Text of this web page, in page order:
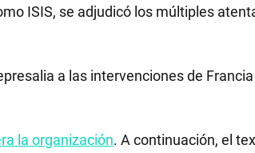
ISIS, se adjudicó los múltiples
a las intervenciones de
la organización. A continuación, el